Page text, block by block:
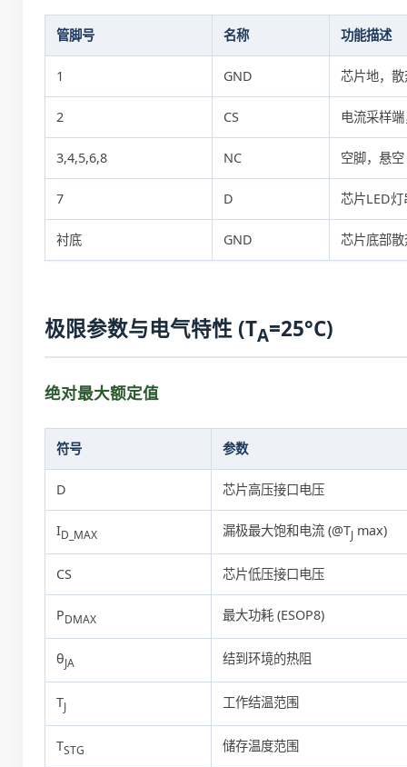
管脚号 名称 功能描述
1 GND 芯片地，
2 CS 电流采样
3,4,5,6,8 NC 空脚，悬空
7 D 芯片LED
衬底 GND 芯片底部
极限参数与电气特性 (TA=25°C)
绝对最大额定值
符号 参数
D 芯片高压接口电压
ID_MAX 漏极最大饱和电流 (@TJ max)
CS 芯片低压接口电压
PDMAX 最大功耗 (ESOP8)
θJA 结到环境的热阻
TJ 工作结温范围
TSTG 储存温度范围